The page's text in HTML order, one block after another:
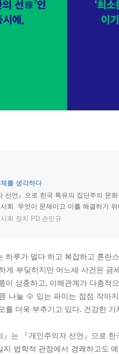
를 생각하다
선언』으로 한국 특유의 집단주의 문
회. 무엇이 문제이고 이를 해결하기
사회 정치 PD 손민규
하루가 멀다 하고 복잡하고 혼란
게 부딪히지만 어느새 사건은
이 상충하고, 이해관계가 다층적
나눌 수 있는 파이는 점점 작아
를 더욱 부추기고 있다. 건강한
』는 『개인주의자 선언』으로
지 법학적 관점에서 경쾌하고도